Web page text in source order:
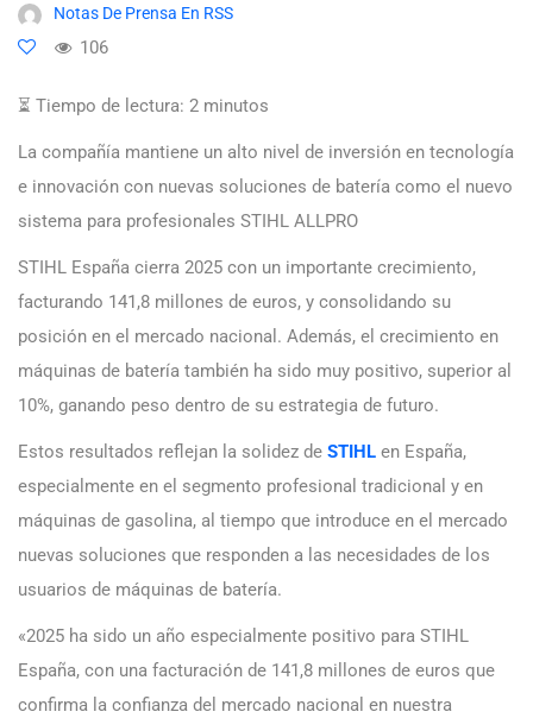
Notas De Prensa En RSS
106
⏳ Tiempo de lectura: 2 minutos
La compañía mantiene un alto nivel de inversión en tecnología
e innovación con nuevas soluciones de batería como el nuevo
sistema para profesionales STIHL ALLPRO
STIHL España cierra 2025 con un importante crecimiento,
facturando 141,8 millones de euros, y consolidando su
posición en el mercado nacional. Además, el crecimiento en
máquinas de batería también ha sido muy positivo, superior al
10%, ganando peso dentro de su estrategia de futuro.
Estos resultados reflejan la solidez de STIHL en España,
especialmente en el segmento profesional tradicional y en
máquinas de gasolina, al tiempo que introduce en el mercado
nuevas soluciones que responden a las necesidades de los
usuarios de máquinas de batería.
«2025 ha sido un año especialmente positivo para STIHL
España, con una facturación de 141,8 millones de euros que
confirma la confianza del mercado nacional en nuestra